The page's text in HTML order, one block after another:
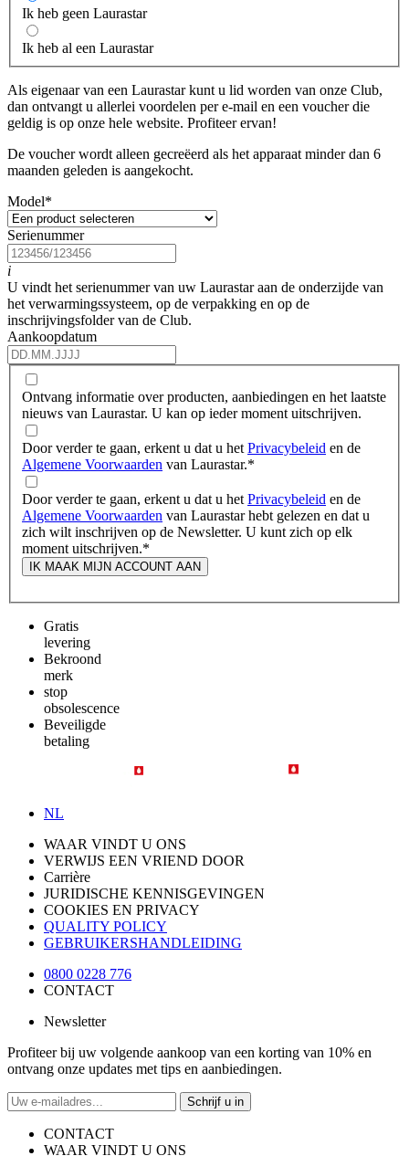
Ik heb geen Laurastar
Ik heb al een Laurastar
Als eigenaar van een Laurastar kunt u lid worden van onze Club,
dan ontvangt u allerlei voordelen per e-mail en een voucher die
geldig is op onze hele website. Profiteer ervan!
De voucher wordt alleen gecreëerd als het apparaat minder dan 6
maanden geleden is aangekocht.
Model*
Serienummer
i
U vindt het serienummer van uw Laurastar aan de onderzijde van
het verwarmingssysteem, op de verpakking en op de
inschrijvingsfolder van de Club.
Aankoopdatum
Ontvang informatie over producten, aanbiedingen en het laatste
nieuws van Laurastar. U kan op ieder moment uitschrijven.
Door verder te gaan, erkent u dat u het Privacybeleid en de
Algemene Voorwaarden van Laurastar.*
Door verder te gaan, erkent u dat u het Privacybeleid en de
Algemene Voorwaarden van Laurastar hebt gelezen en dat u
zich wilt inschrijven op de Newsletter. U kunt zich op elk
moment uitschrijven.*
IK MAAK MIJN ACCOUNT AAN
Gratis
levering
Bekroond
merk
stop
obsolescence
Beveiligde
betaling
NL
WAAR VINDT U ONS
VERWIJS EEN VRIEND DOOR
Carrière
JURIDISCHE KENNISGEVINGEN
COOKIES EN PRIVACY
QUALITY POLICY
GEBRUIKERSHANDLEIDING
0800 0228 776
CONTACT
Newsletter
Profiteer bij uw volgende aankoop van een korting van 10% en
ontvang onze updates met tips en aanbiedingen.
Schrijf u in
CONTACT
WAAR VINDT U ONS